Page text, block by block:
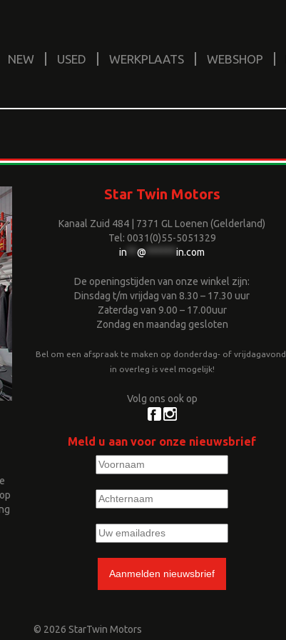
NEW USED WERKPLAATS WEBSHOP
Star Twin Motors
Kanaal Zuid 484 | 7371 GL Loenen (Gelderland)
Tel: 0031(0)55-5051329
in
@ in.com
De openingstijden van onze winkel zijn:
Dinsdag t/m vrijdag van 8.30 – 17.30 uur
Zaterdag van 9.00 – 17.00uur
Zondag en maandag gesloten
Bel om een afspraak te maken op donderdag- of vrijdagavond,
in overleg is veel mogelijk!
Volg ons ook op
Meld u aan voor onze nieuwsbrief
© 2026 StarTwin Motors